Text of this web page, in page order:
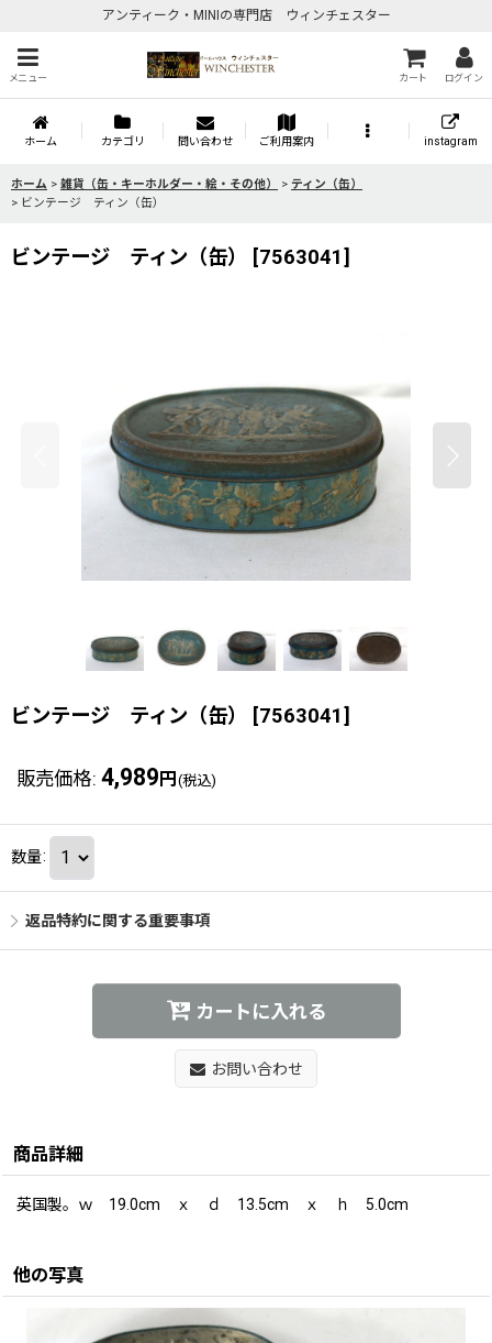
アンティーク・MINIの専門店 ウィンチェスター
メニュー カート ログイン
ホーム カテゴリ 問い合わせ ご利用案内 instagram
ホーム > 雑貨（缶・キーホルダー・絵・その他） > ティン（缶）
> ビンテージ ティン（缶）
ビンテージ ティン（缶） [7563041]
ビンテージ ティン（缶） [7563041]
販売価格: 4,989 円 (税込)
数量:
返品特約に関する重要事項
カートに入れる
お問い合わせ
商品詳細
英国製。ｗ 19.0cm ｘ ｄ 13.5cm ｘ ｈ 5.0cm
他の写真